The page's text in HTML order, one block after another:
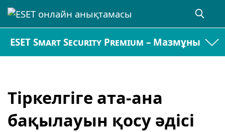
ESET Smart Security Premium – Мазмұны
Тіркелгіге ата-ана
бақылауын қосу әдісі